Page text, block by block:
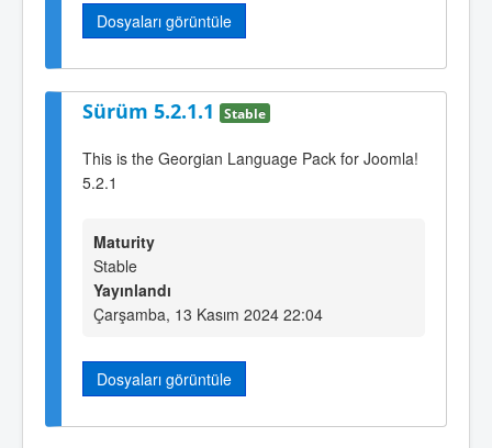
Dosyaları görüntüle
Sürüm 5.2.1.1 Stable
This is the Georgian Language Pack for Joomla!
5.2.1
Maturity
Stable
Yayınlandı
Çarşamba, 13 Kasım 2024 22:04
Dosyaları görüntüle